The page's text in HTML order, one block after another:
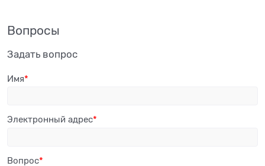
Вопросы
Задать вопрос
Имя
Электронный адрес
Вопрос